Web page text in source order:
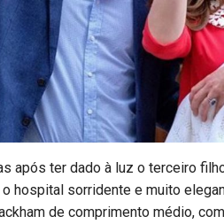
após ter dado à luz o terceiro
hospital sorridente e muito
de comprimento médio,